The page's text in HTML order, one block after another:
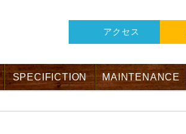
アクセス
SPECIFICTION MAINTENANCE